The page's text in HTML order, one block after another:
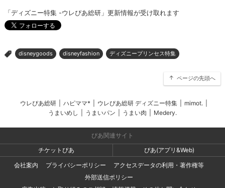
「ディズニー特集 -ウレぴあ総研」更新情報が受け取れます
> disneygoods disneyfashion ディズニープリンセス特集
ページの先頭へ
ウレぴあ総研 ハピママ* ウレぴあ総研 ディズニー特集 mimot.
うまいめし
うまいパン うまい肉 Medery.
ぴあ関連サイト
チケットぴあ
ぴあ(アプリ&Web)
会社案内
プライバシーポリシー
アクセスデータの利用・著作権等
外部送信ポリシー